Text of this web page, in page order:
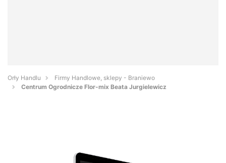
Orły Handlu
Firmy Handlowe, sklepy - Braniewo
Centrum Ogrodnicze Flor-mix Beata Jurgielewicz